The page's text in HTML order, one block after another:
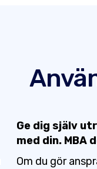
Ge dig själv
med din. MBA
Om du gör